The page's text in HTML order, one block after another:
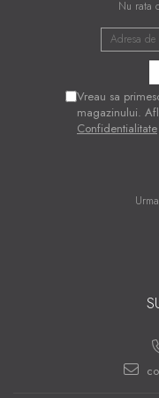
Nu rata
Vreau sa
magazinului.
Confidentialitate